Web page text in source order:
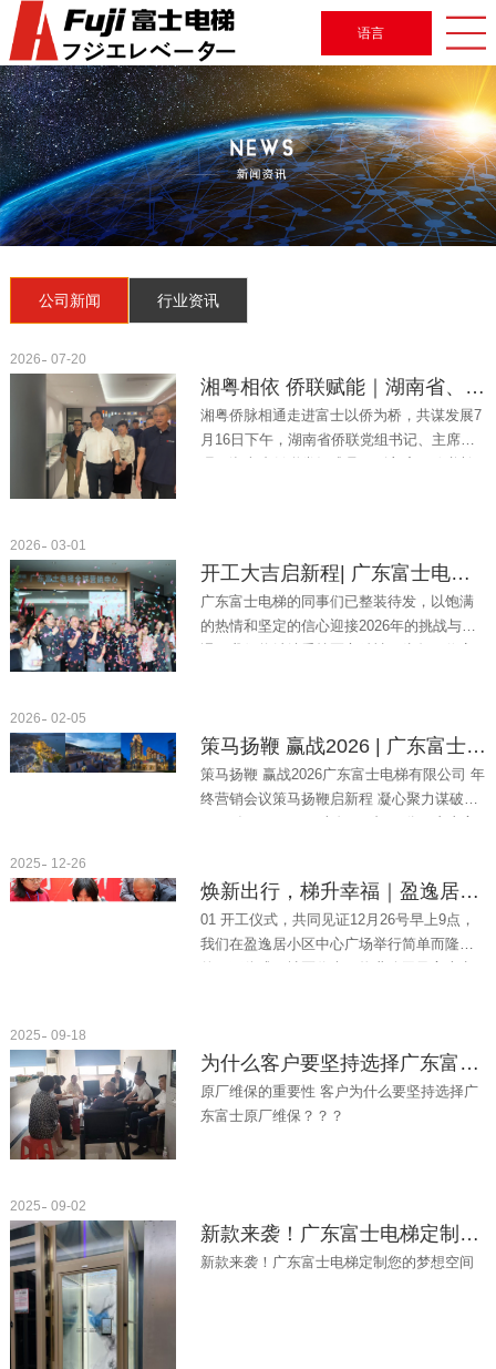
语言
公司新闻 行业资讯
2026 07-20
湘粤相依 侨联赋能｜湖南省、市侨联领导莅临广东富士电梯视察指导！
湘粤侨脉相通走进富士以侨为桥，共谋发展7
月16日下午，湖南省侨联党组书记、主席吴
2026 03-01
开工大吉启新程| 广东富士电梯开工晚宴圆满举行
广东富士电梯的同事们已整装待发，以饱满
的热情和坚定的信心迎接2026年的挑战与机
2026 02-05
策马扬鞭 赢战2026 | 广东富士电梯有限公司 年终营销会议
策马扬鞭 赢战2026广东富士电梯有限公司 年
终营销会议策马扬鞭启新程 凝心聚力谋破局
2025 12-26
焕新出行，梯升幸福｜盈逸居老旧电梯换新工程正式启动
01 开工仪式，共同见证12月26号早上9点，
我们在盈逸居小区中心广场举行简单而隆重
2025 09-18
为什么客户要坚持选择广东富士原厂维保？
原厂维保的重要性 客户为什么要坚持选择广
东富士原厂维保？？？
2025 09-02
新款来袭！广东富士电梯定制您的梦想空间
新款来袭！广东富士电梯定制您的梦想空间